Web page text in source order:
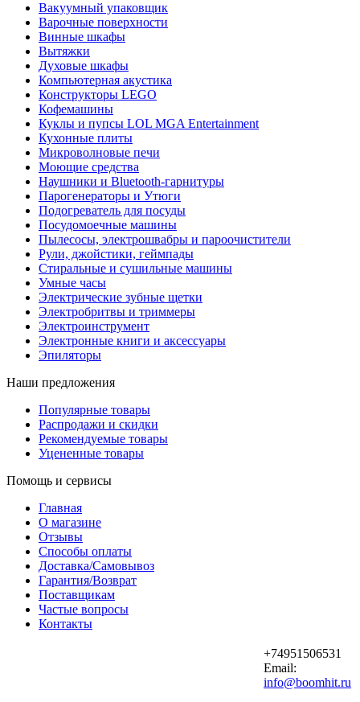
Вакуумный упаковщик
Варочные поверхности
Винные шкафы
Вытяжки
Духовые шкафы
Компьютерная акустика
Конструкторы LEGO
Кофемашины
Куклы и пупсы LOL MGA Entertainment
Кухонные плиты
Микроволновые печи
Моющие средства
Наушники и Bluetooth-гарнитуры
Парогенераторы и Утюги
Подогреватель для посуды
Посудомоечные машины
Пылесосы, электрошвабры и пароочистители
Рули, джойстики, геймпады
Стиральные и сушильные машины
Умные часы
Электрические зубные щетки
Электробритвы и триммеры
Электроинструмент
Электронные книги и аксессуары
Эпиляторы
Наши предложения
Популярные товары
Распродажи и скидки
Рекомендуемые товары
Уцененные товары
Помощь и сервисы
Главная
О магазине
Отзывы
Способы оплаты
Доставка/Самовывоз
Гарантия/Возврат
Поставщикам
Частые вопросы
Контакты
+74951506531
Email:
info@boomhit.ru